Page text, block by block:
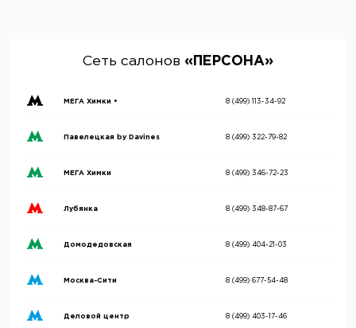
Сеть салонов «ПЕРСОНА»
МЕГА Химки • 8 (499) 113-34-92
Павелецкая by Davines 8 (499) 322-79-82
МЕГА Химки 8 (499) 346-72-23
Лубянка 8 (499) 348-87-67
Домодедовская 8 (499) 404-21-03
Москва-Сити 8 (499) 677-54-48
Деловой центр 8 (499) 403-17-46